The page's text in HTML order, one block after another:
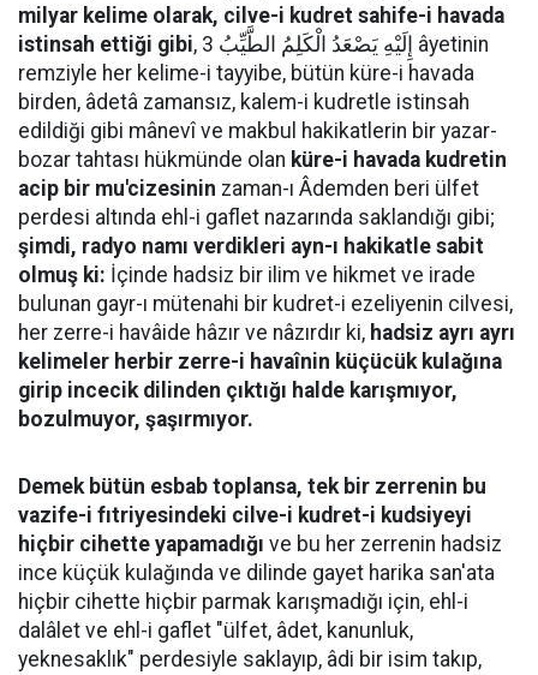
milyar kelime olarak, cilve-i kudret sahife-i havada
istinsah ettiği gibi, إِلَيْهِ يَصْعَدُ الْكَلِمُ الطَّيِّبُ 3 âyetinin
remziyle her kelime-i tayyibe, bütün küre-i havada
birden, âdetâ zamansız, kalem-i kudretle istinsah
edildiği gibi mânevî ve makbul hakikatlerin bir yazar-
bozar tahtası hükmünde olan küre-i havada kudretin
acip bir mu'cizesinin zaman-ı Âdemden beri ülfet
perdesi altında ehl-i gaflet nazarında saklandığı gibi;
şimdi, radyo namı verdikleri ayn-ı hakikatle sabit
olmuş ki: İçinde hadsiz bir ilim ve hikmet ve irade
bulunan gayr-ı mütenahi bir kudret-i ezeliyenin cilvesi,
her zerre-i havâide hâzır ve nâzırdır ki, hadsiz ayrı ayrı
kelimeler herbir zerre-i havaînin küçücük kulağına
girip incecik dilinden çıktığı halde karışmıyor,
bozulmuyor, şaşırmıyor.
Demek bütün esbab toplansa, tek bir zerrenin bu
vazife-i fıtriyesindeki cilve-i kudret-i kudsiyeyi
hiçbir cihette yapamadığı ve bu her zerrenin hadsiz
ince küçük kulağında ve dilinde gayet harika san'ata
hiçbir cihette hiçbir parmak karışmadığı için, ehl-i
dalâlet ve ehl-i gaflet "ülfet, âdet, kanunluk,
yeknesaklık" perdesiyle saklayıp, âdi bir isim takıp,